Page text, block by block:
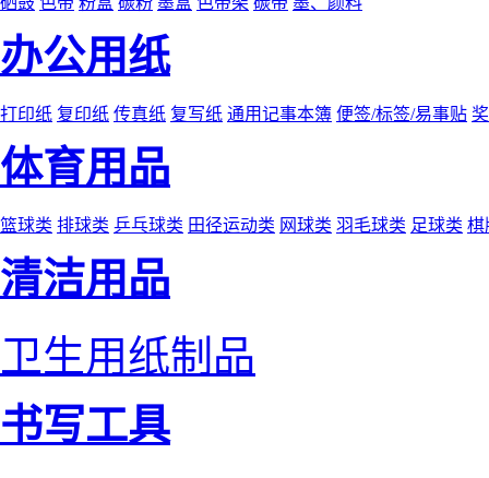
办公用纸
打印纸 复印纸 传真纸 复写纸 通用记事本簿 便签/标签/易事贴
体育用品
篮球类 排球类 乒乓球类 田径运动类 网球类 羽毛球类 足球类 棋
清洁用品
卫生用纸制品
书写工具